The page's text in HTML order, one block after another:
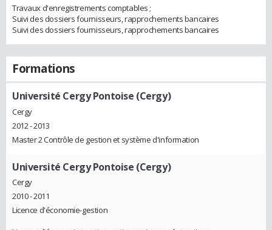
Travaux d'enregistrements comptables ;
Suivi des dossiers fournisseurs, rapprochements bancaires
Suivi des dossiers fournisseurs, rapprochements bancaires
Formations
Université Cergy Pontoise (Cergy)
Cergy
2012 - 2013
Master 2 Contrôle de gestion et système d'information
Université Cergy Pontoise (Cergy)
Cergy
2010 - 2011
Licence d'économie-gestion